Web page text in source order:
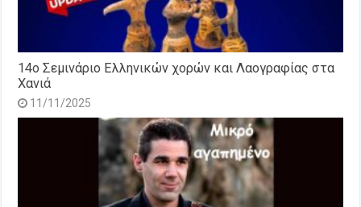
14o Σεμινάριο Ελληνικών χορών και Λαογραφίας στα
Χανιά
11/11/2025